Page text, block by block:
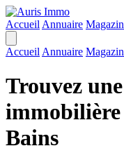
Accueil Annuaire
Accueil Annuaire
Trouvez
immobilière
Bains